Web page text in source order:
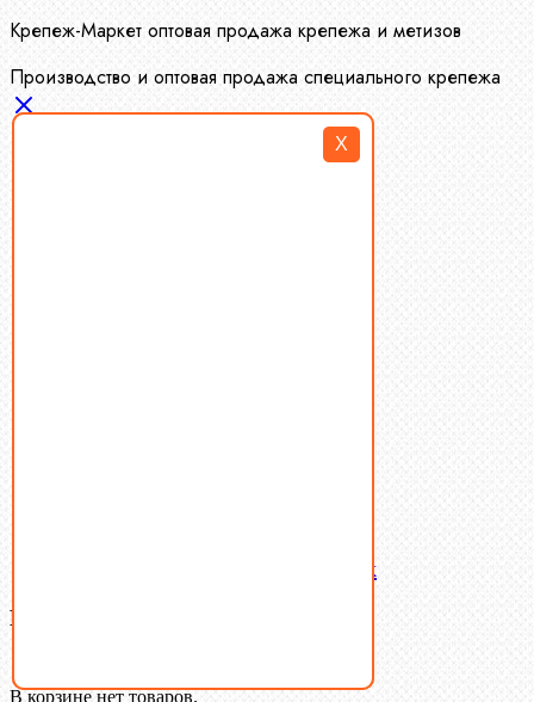
X
Крепеж-Маркет оптовая продажа крепежа и метизов
Производство и оптовая продажа специального крепежа
Латунный и бронзовый крепеж
Ваша корзина
В корзине нет товаров.